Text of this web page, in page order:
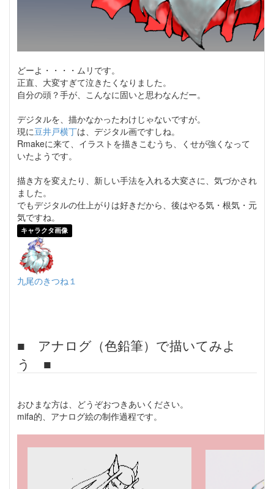
どーよ・・・・ムリです。
正直、大変すぎて泣きたくなりました。
自分の頭？手が、こんなに固いと思わなんだー。
デジタルを、描かなかったわけじゃないですが。
現に豆井戸横丁は、デジタル画ですしね。
Rmakeに来て、イラストを描きこむうち、くせが強くなって
いたようです。
描き方を変えたり、新しい手法を入れる大変さに、気づかされ
ました。
でもデジタルの仕上がりは好きだから、後はやる気・根気・元
気ですね。
キャラクタ画像
九尾のきつね１
■ アナログ（色鉛筆）で描いてみよ
う ■
おひまな方は、どうぞおつきあいください。
mifa的、アナログ絵の制作過程です。